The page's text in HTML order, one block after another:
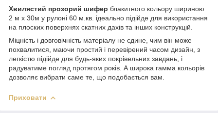
Хвилястий прозорий шифер блакитного кольору шириною
2 м х 30м у рулоні 60 м.кв. ідеально підійде для використання
на плоских поверхнях скатних дахів та інших конструкцій.
Міцність і довговічність матеріалу не єдине, чим він може
похвалитися, маючи простий і перевірений часом дизайн, з
легкістю підійде для будь-яких покрівельних завдань, і
радуватиме погляд протягом років. А широка гамма кольорів
дозволяє вибрати саме те, що подобається вам.
Приховати